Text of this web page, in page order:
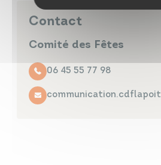
Contact
Comité des Fêtes
06 45 55 77 98